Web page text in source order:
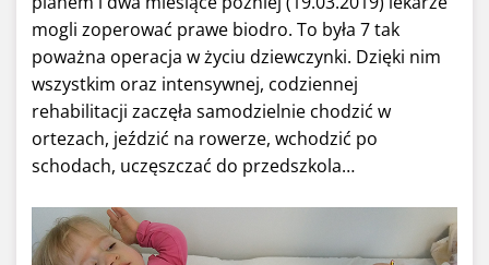
mogli zoperować prawe biodro. To była 7 tak
poważna operacja w życiu dziewczynki. Dzięki nim
wszystkim oraz intensywnej, codziennej
rehabilitacji zaczęła samodzielnie chodzić w
ortezach, jeździć na rowerze, wchodzić po
schodach, uczęszczać do przedszkola…